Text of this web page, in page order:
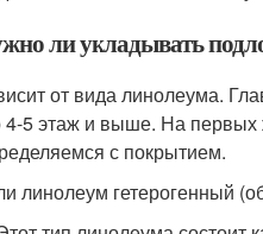
ли укладывать
от вида линолеума.
4-5 этаж и выше. На первых
с покрытием.
линолеум гетерогенный